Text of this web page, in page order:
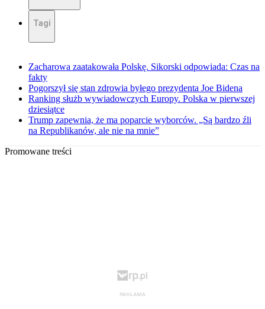
Tagi
Zacharowa zaatakowała Polskę. Sikorski odpowiada: Czas na
fakty
Pogorszył się stan zdrowia byłego prezydenta Joe Bidena
Ranking służb wywiadowczych Europy. Polska w pierwszej
dziesiątce
Trump zapewnia, że ma poparcie wyborców. „Są bardzo źli
na Republikanów, ale nie na mnie”
Promowane treści